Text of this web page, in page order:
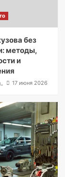
без
методы,
и
17 июня 2026